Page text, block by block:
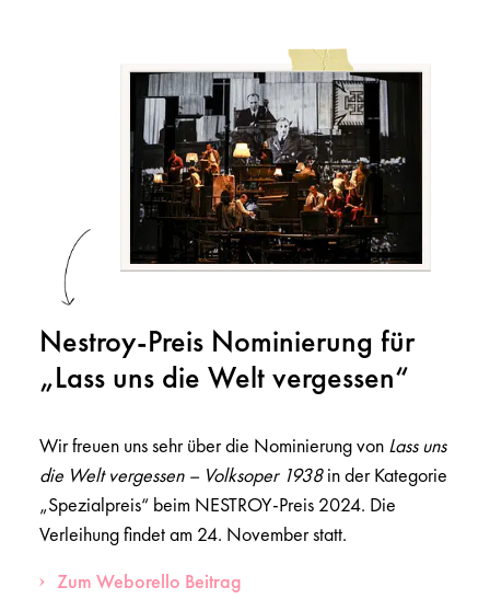
Nestroy-Preis Nominierung für
„Lass uns die Welt vergessen“
Wir freuen uns sehr über die Nominierung von Lass uns
die Welt vergessen – Volksoper 1938in der Kategorie
„Spezialpreis“ beim NESTROY-Preis 2024. Die
Verleihung findet am 24. November statt.
Zum Weborello Beitrag